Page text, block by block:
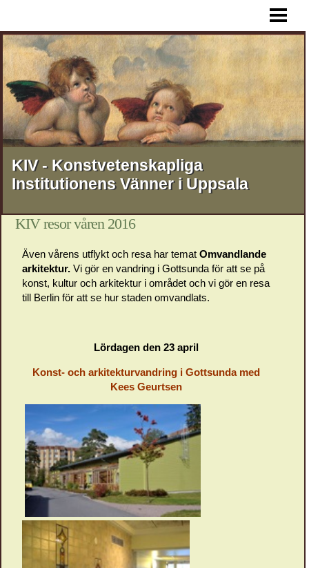
AKTUELLT
FÖREDRAG
RESOR
STIPENDIER
MEDLEMSSKAP
KONTAKT
OM KIV
KIV - Konstvetenskapliga
Institutionens Vänner i Uppsala
KIV resor våren 2016
Även vårens utflykt och resa har temat Omvandlande
arkitektur. Vi gör en vandring i Gottsunda för att se på
konst, kultur och arkitektur i området och vi gör en resa
till Berlin för att se hur staden omvandlats.
Lördagen den 23 april
Konst- och arkitekturvandring iGottsunda med
Kees Geurtsen